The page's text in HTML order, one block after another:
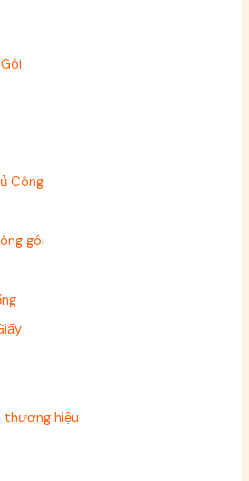
Công
gói
thương hiệu